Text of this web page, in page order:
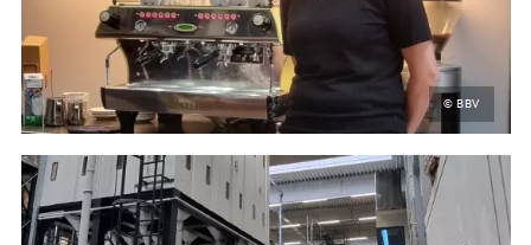
© BBV